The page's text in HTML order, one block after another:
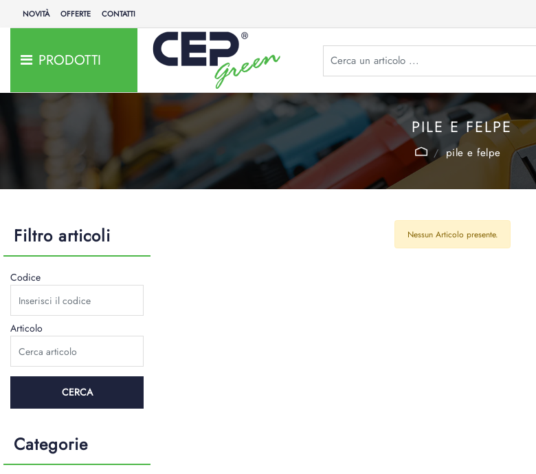
NOVITÀ OFFERTE CONTATTI
PRODOTTI
PILE E FELPE
pile e felpe
Filtro articoli
Codice
Articolo
Categorie
Nessun Articolo presente.